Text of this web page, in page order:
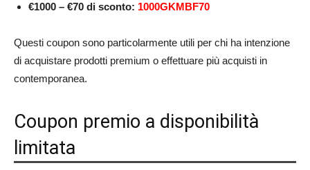
€1000 – €70 di sconto: 1000GKMBF70
Questi coupon sono particolarmente utili per chi ha intenzione
di acquistare prodotti premium o effettuare più acquisti in
contemporanea.
Coupon premio a disponibilità
limitata